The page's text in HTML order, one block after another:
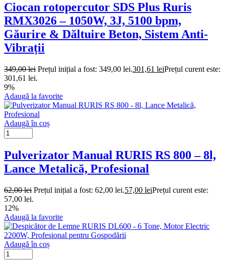
Ciocan rotopercutor SDS Plus Ruris
RMX3026 – 1050W, 3J, 5100 bpm,
Găurire & Dăltuire Beton, Sistem Anti-
Vibrații
349,00lei Prețul inițial a fost: 349,00 lei.301,61 leiPrețul curent este:
301,61 lei.
9%
Adaugă la favorite
Adaugă în coș
Pulverizator Manual RURIS RS 800 – 8l,
Lance Metalică, Profesional
62,00lei Prețul inițial a fost: 62,00 lei.57,00 leiPrețul curent este:
57,00 lei.
12%
Adaugă la favorite
Adaugă în coș